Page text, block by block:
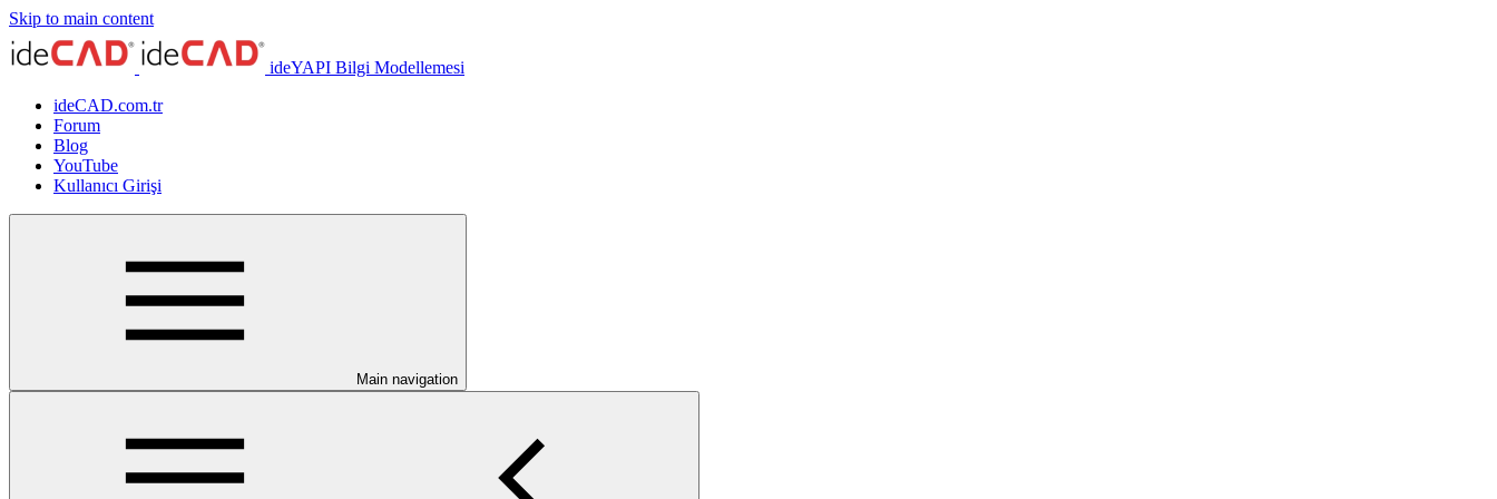
Skip to main content
ideYAPI Bilgi Modellemesi
ideCAD.com.tr
Forum
Blog
YouTube
Kullanıcı Girişi
Main navigation